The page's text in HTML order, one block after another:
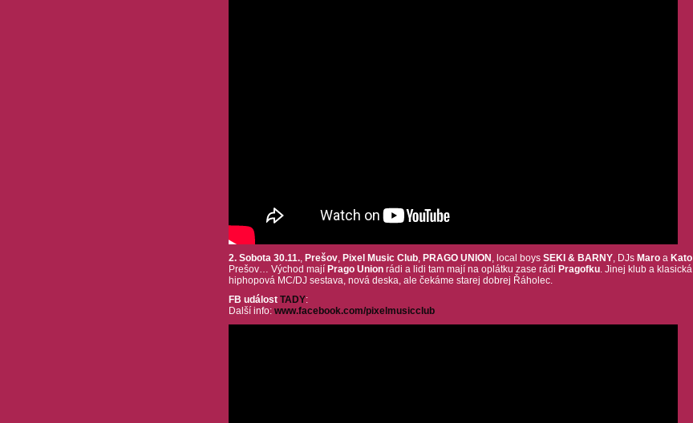
2. Sobota 30.11., Prešov, Pixel Music Club, PRAGO UNION , local boys SEKI & BARNY, DJs Maroa Kato
Prešov… Východ mají Prago Unionrádi a lidi tam mají na oplátku zase rádi Pragofku. Jinej klub a klasická
hiphopová MC/DJ sestava, nová deska, ale čekáme starej dobrej Řáholec.
FB událost TADY:
Další info: www.facebook.com/pixelmusicclub